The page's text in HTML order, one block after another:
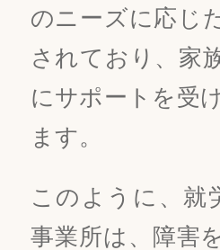
のニーズに応じ
されており、家
にサポートを受
ます。
このように、就
事業所は、障害